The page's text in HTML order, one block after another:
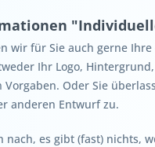
wir für Sie auch gerne
Ihr Logo,
Vorgaben. Oder Sie
anderen Entwurf zu.
nach, es gibt (fast) nichts,